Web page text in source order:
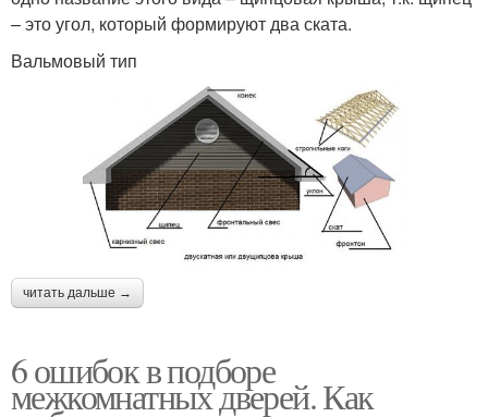
– это угол, который формируют два ската.
Вальмовый тип
читать дальше →
6 ошибок в подборе
межкомнатных дверей. Как